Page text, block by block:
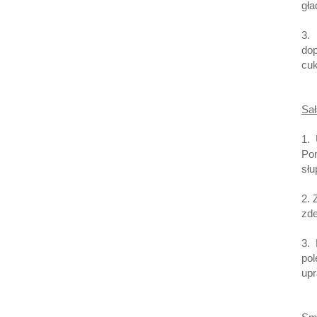
3.
1.
2.
3.